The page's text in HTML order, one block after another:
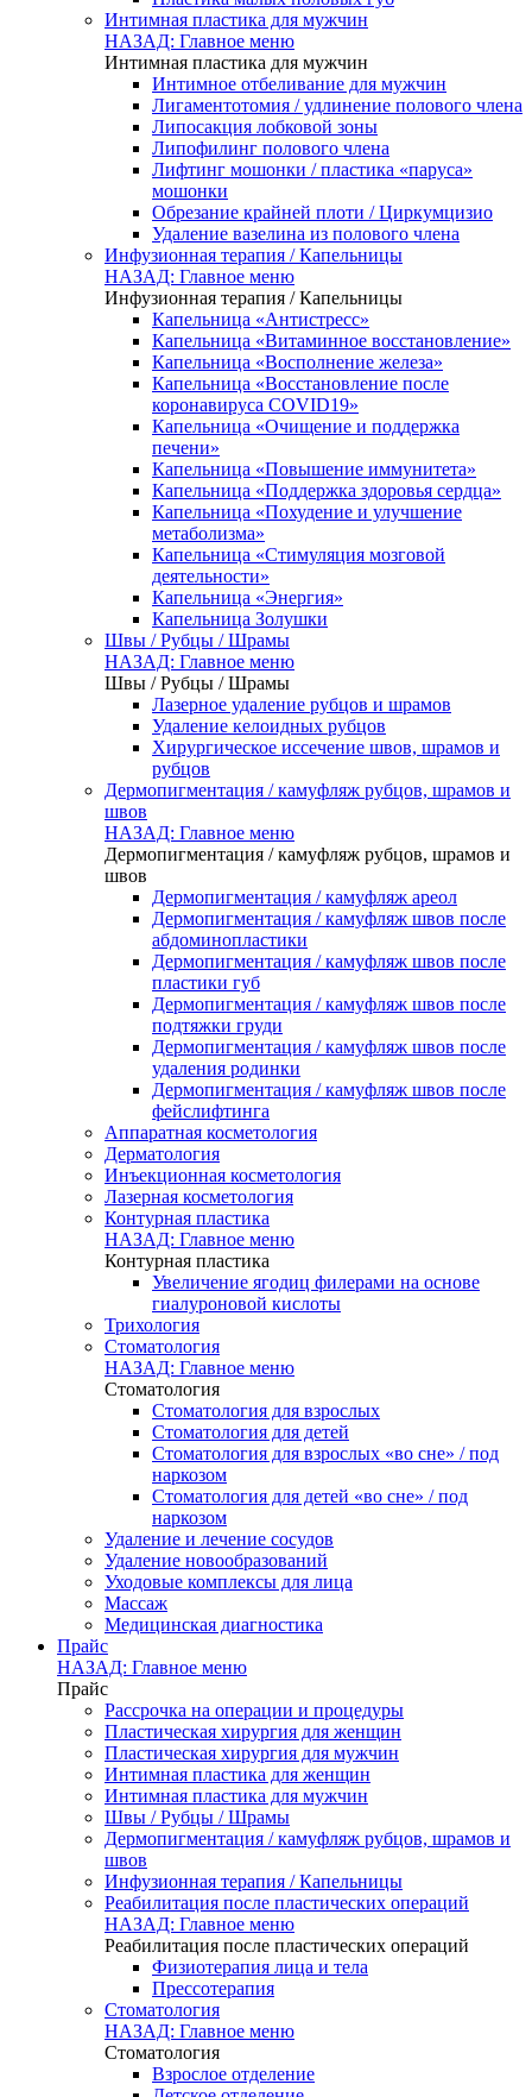
Интимная пластика для мужчин
НАЗАД: Главное меню
Интимная пластика для мужчин
Интимное отбеливание для мужчин
Лигаментотомия / удлинение полового члена
Липосакция лобковой зоны
Липофилинг полового члена
Лифтинг мошонки / пластика «паруса»
мошонки
Обрезание крайней плоти / Циркумцизио
Удаление вазелина из полового члена
Инфузионная терапия / Капельницы
НАЗАД: Главное меню
Инфузионная терапия / Капельницы
Капельница «Антистресс»
Капельница «Витаминное восстановление»
Капельница «Восполнение железа»
Капельница «Восстановление после
коронавируса COVID19»
Капельница «Очищение и поддержка
печени»
Капельница «Повышение иммунитета»
Капельница «Поддержка здоровья сердца»
Капельница «Похудение и улучшение
метаболизма»
Капельница «Стимуляция мозговой
деятельности»
Капельница «Энергия»
Капельница Золушки
Швы / Рубцы / Шрамы
НАЗАД: Главное меню
Швы / Рубцы / Шрамы
Лазерное удаление рубцов и шрамов
Удаление келоидных рубцов
Хирургическое иссечение швов, шрамов и
рубцов
Дермопигментация / камуфляж рубцов, шрамов и
швов
НАЗАД: Главное меню
Дермопигментация / камуфляж рубцов, шрамов и
швов
Дермопигментация / камуфляж ареол
Дермопигментация / камуфляж швов после
абдоминопластики
Дермопигментация / камуфляж швов после
пластики губ
Дермопигментация / камуфляж швов после
подтяжки груди
Дермопигментация / камуфляж швов после
удаления родинки
Дермопигментация / камуфляж швов после
фейслифтинга
Аппаратная косметология
Дерматология
Инъекционная косметология
Лазерная косметология
Контурная пластика
НАЗАД: Главное меню
Контурная пластика
Увеличение ягодиц филерами на основе
гиалуроновой кислоты
Трихология
Стоматология
НАЗАД: Главное меню
Стоматология
Стоматология для взрослых
Стоматология для детей
Стоматология для взрослых «во сне» / под
наркозом
Стоматология для детей «во сне» / под
наркозом
Удаление и лечение сосудов
Удаление новообразований
Уходовые комплексы для лица
Массаж
Медицинская диагностика
Прайс
НАЗАД: Главное меню
Прайс
Рассрочка на операции и процедуры
Пластическая хирургия для женщин
Пластическая хирургия для мужчин
Интимная пластика для женщин
Интимная пластика для мужчин
Швы / Рубцы / Шрамы
Дермопигментация / камуфляж рубцов, шрамов и
швов
Инфузионная терапия / Капельницы
Реабилитация после пластических операций
НАЗАД: Главное меню
Реабилитация после пластических операций
Физиотерапия лица и тела
Прессотерапия
Стоматология
НАЗАД: Главное меню
Стоматология
Взрослое отделение